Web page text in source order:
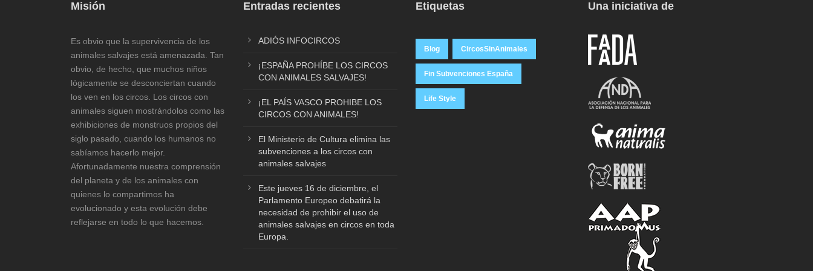
Misión
Es obvio que la supervivencia de los
animales salvajes está amenazada. Tan
obvio, de hecho, que muchos niños
lógicamente se desconciertan cuando
los ven en los circos. Los circos con
animales siguen mostrándolos como las
exhibiciones de monstruos propios del
siglo pasado, cuando los humanos no
sabíamos hacerlo mejor.
Afortunadamente nuestra comprensión
del planeta y de los animales con
quienes lo compartimos ha
evolucionado y esta evolución debe
reflejarse en todo lo que hacemos.
Entradas recientes
ADIÓS INFOCIRCOS
¡ESPAÑA PROHÍBE LOS CIRCOS
CON ANIMALES SALVAJES!
¡EL PAÍS VASCO PROHIBE LOS
CIRCOS CON ANIMALES!
El Ministerio de Cultura elimina las
subvenciones a los circos con
animales salvajes
Este jueves 16 de diciembre, el
Parlamento Europeo debatirá la
necesidad de prohibir el uso de
animales salvajes en circos en toda
Europa.
Etiquetas
Blog CircosSinAnimales
Fin Subvenciones España
Life Style
Una iniciativa de